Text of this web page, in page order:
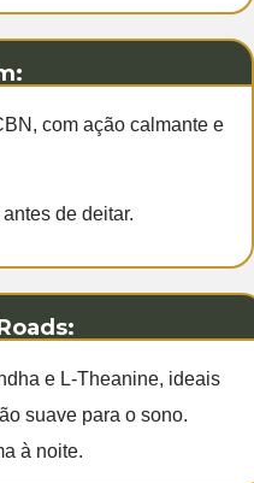
com ação calmante e
de deitar.
e L-Theanine, ideais
suave para o sono.
à noite.